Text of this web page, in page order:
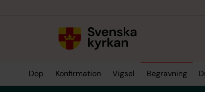
Dop Konfirmation Vigsel Begravning